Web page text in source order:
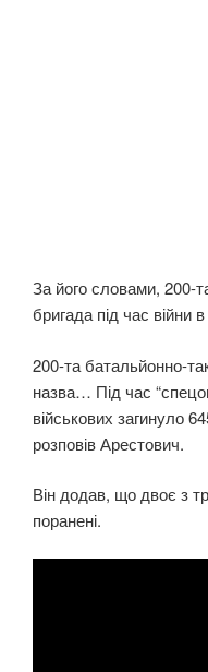
За його словами, 200-
бригада під час війни
200-та батальйонно-
назва… Під час
військових загинуло
розповів Арестович.
Він додав, що двоє з
поранені.